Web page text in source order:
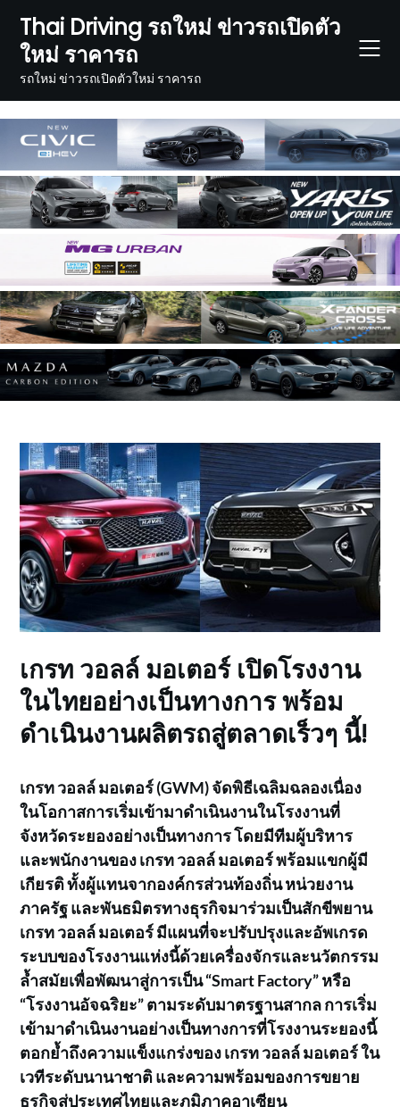
content
Thai Driving รถใหม่ ข่าวรถเปิดตัว
ใหม่ ราคารถ
รถใหม่ ข่าวรถเปิดตัวใหม่ ราคารถ
เกรท วอลล์ มอเตอร์ เปิดโรงงาน
ในไทยอย่างเป็นทางการ พร้อม
ดำเนินงานผลิตรถสู่ตลาดเร็วๆ นี้!
เกรท วอลล์ มอเตอร์ (GWM) จัดพิธีเฉลิมฉลองเนื่อง
ในโอกาสการเริ่มเข้ามาดำเนินงานในโรงงานที่
จังหวัดระยองอย่างเป็นทางการ โดยมีทีมผู้บริหาร
และพนักงานของ เกรท วอลล์ มอเตอร์ พร้อมแขกผู้มี
เกียรติ ทั้งผู้แทนจากองค์กรส่วนท้องถิ่น หน่วยงาน
ภาครัฐ และพันธมิตรทางธุรกิจมาร่วมเป็นสักขีพยาน
เกรท วอลล์ มอเตอร์ มีแผนที่จะปรับปรุงและอัพเกรด
ระบบของโรงงานแห่งนี้ด้วยเครื่องจักรและนวัตกรรม
ล้ำสมัยเพื่อพัฒนาสู่การเป็น “Smart Factory” หรือ
“โรงงานอัจฉริยะ” ตามระดับมาตรฐานสากล การเริ่ม
เข้ามาดำเนินงานอย่างเป็นทางการที่โรงงานระยองนี้
ตอกย้ำถึงความแข็งแกร่งของ เกรท วอลล์ มอเตอร์ ใน
เวทีระดับนานาชาติ และความพร้อมของการขยาย
ธุรกิจสู่ประเทศไทยและภูมิภาคอาเซียน